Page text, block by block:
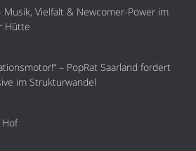
Musik, Vielfalt & Newcomer-Power im
Hütte
– PopRat Saarland fordert
im Strukturwandel